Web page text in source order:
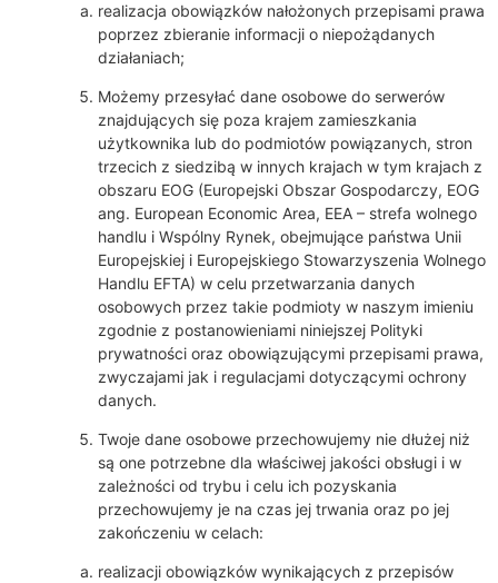
realizacja obowiązków nałożonych przepisami prawa
poprzez zbieranie informacji o niepożądanych
działaniach;
Możemy przesyłać dane osobowe do serwerów
znajdujących się poza krajem zamieszkania
użytkownika lub do podmiotów powiązanych, stron
trzecich z siedzibą w innych krajach w tym krajach z
obszaru EOG (Europejski Obszar Gospodarczy, EOG
ang. European Economic Area, EEA – strefa wolnego
handlu i Wspólny Rynek, obejmujące państwa Unii
Europejskiej i Europejskiego Stowarzyszenia Wolnego
Handlu EFTA) w celu przetwarzania danych
osobowych przez takie podmioty w naszym imieniu
zgodnie z postanowieniami niniejszej Polityki
prywatności oraz obowiązującymi przepisami prawa,
zwyczajami jak i regulacjami dotyczącymi ochrony
danych.
Twoje dane osobowe przechowujemy nie dłużej niż
są one potrzebne dla właściwej jakości obsługi i w
zależności od trybu i celu ich pozyskania
przechowujemy je na czas jej trwania oraz po jej
zakończeniu w celach:
realizacji obowiązków wynikających z przepisów